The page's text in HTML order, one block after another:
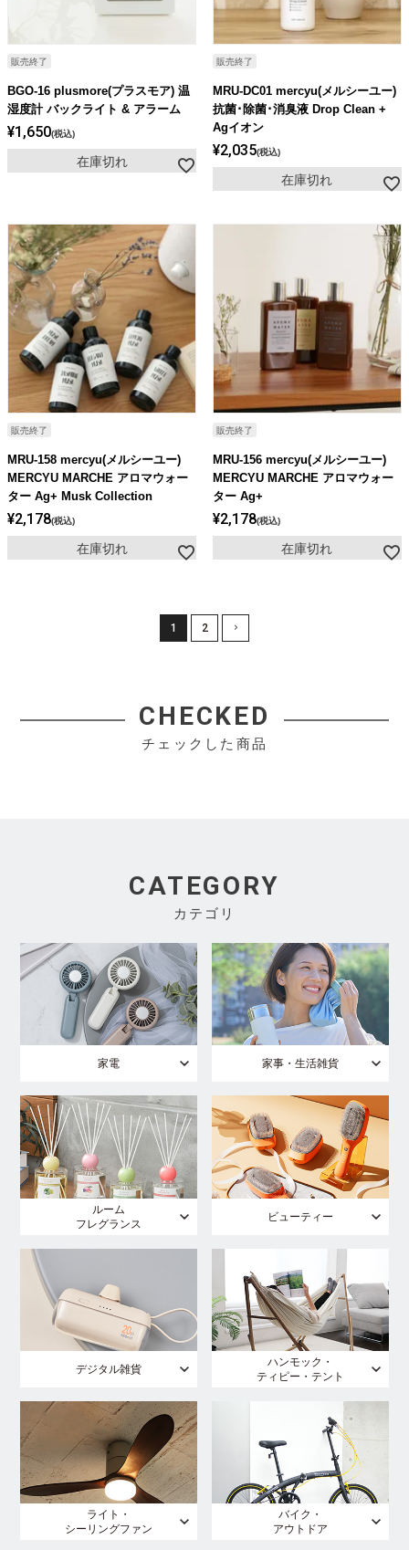
販売終了
BGO-16 plusmore(プラスモア) 温
湿度計 バックライト & アラーム
¥1,650 税込
在庫切れ
販売終了
MRU-DC01 mercyu(メルシーユー)
抗菌･除菌･消臭液 Drop Clean +
Agイオン
¥2,035 税込
在庫切れ
販売終了
MRU-158 mercyu(メルシーユー)
MERCYU MARCHE アロマウォー
ター Ag+ Musk Collection
¥2,178 税込
在庫切れ
販売終了
MRU-156 mercyu(メルシーユー)
MERCYU MARCHE アロマウォー
ター Ag+
¥2,178 税込
在庫切れ
1 2
CHECKED
チェックした商品
CATEGORY
カテゴリ
家電 家事・生活雑貨
ルーム
フレグランス
ビューティー
デジタル雑貨
ハンモック・
ティピー・テント
ライト・
シーリングファン
バイク・
アウトドア